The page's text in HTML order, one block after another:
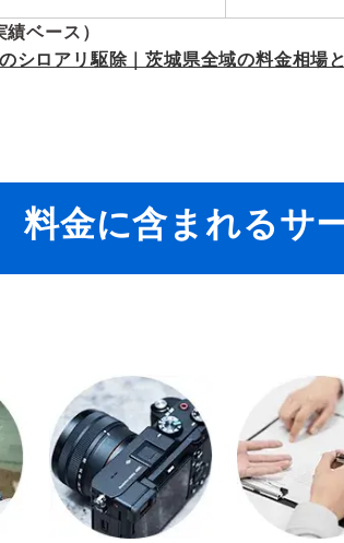
ベース）
シロアリ駆除｜茨城県全域の料金相場
料金に含まれるサ